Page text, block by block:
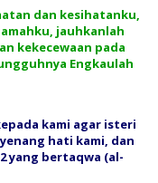
dan kesihatanku,
jauhkanlah
kekecewaan pada
Engkaulah
kami agar isteri
hati kami, dan
yang bertaqwa (al-